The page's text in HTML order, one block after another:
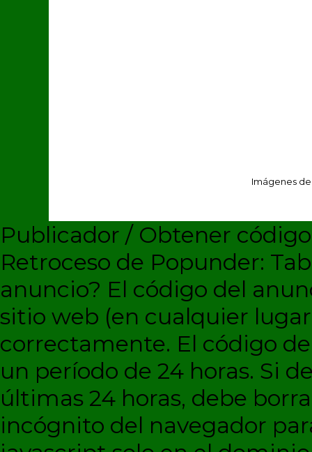
Imágenes
Publicador / Obtener
Retroceso de Popunder:
anuncio? El código del
sitio web (en cualquier
correctamente. El código
un período de 24 horas. Si
últimas 24 horas, debe
incógnito del navegador